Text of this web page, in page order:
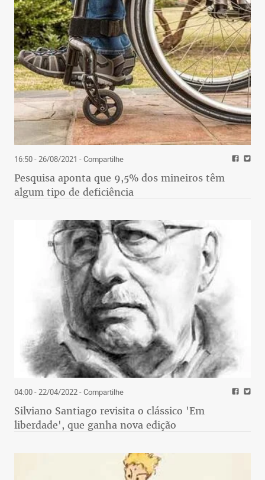
16:50 - 26/08/2021 - Compartilhe
Pesquisa aponta que 9,5% dos mineiros têm
algum tipo de deficiência
04:00 - 22/04/2022- Compartilhe
Silviano Santiago revisita o clássico 'Em
liberdade', que ganha nova edição